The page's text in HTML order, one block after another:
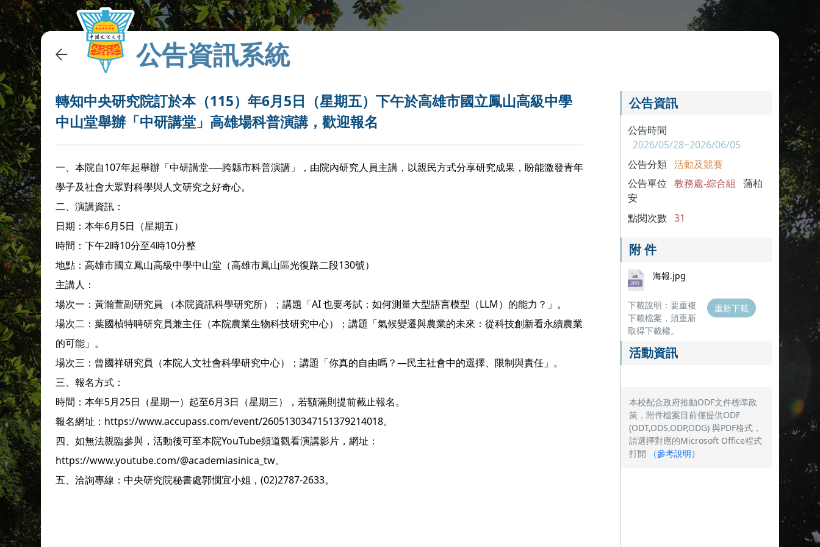
公告資訊系統
轉知中央研究院訂於本（115）年6月5日（星期五）下午於高雄市國立鳳山高級中學
中山堂舉辦「中研講堂」高雄場科普演講，歡迎報名
一、本院自107年起舉辦「中研講堂──跨縣市科普演講」，由院內研究人員主講，以親民方式分享研究成果，盼能激發青年
學子及社會大眾對科學與人文研究之好奇心。
二、演講資訊：
日期：本年6月5日（星期五）
時間：下午2時10分至4時10分整
地點：高雄市國立鳳山高級中學中山堂（高雄市鳳山區光復路二段130號）
主講人：
場次一：黃瀚萱副研究員 （本院資訊科學研究所）；講題「AI 也要考試：如何測量大型語言模型（LLM）的能力？」。
場次二：葉國楨特聘研究員兼主任（本院農業生物科技研究中心）；講題「氣候變遷與農業的未來：從科技創新看永續農業
的可能」。
場次三：曾國祥研究員（本院人文社會科學研究中心）；講題「你真的自由嗎？—民主社會中的選擇、限制與責任」。
三、報名方式：
時間：本年5月25日（星期一）起至6月3日（星期三），若額滿則提前截止報名。
報名網址：https://www.accupass.com/event/2605130347151379214018。
四、如無法親臨參與，活動後可至本院YouTube頻道觀看演講影片，網址：
https://www.youtube.com/@academiasinica_tw。
五、洽詢專線：中央研究院秘書處郭憫宜小姐，(02)2787-2633。
公告資訊
公告時間
2026/05/28~2026/06/05
公告分類 活動及競賽
公告單位 教務處-綜合組
蒲柏
安
點閱次數 31
附 件
海報.jpg
下載說明：要重複
下載檔案，須重新
取得下載權。
重新下載
活動資訊
本校配合政府推動ODF文件標準政
策，附件檔案目前僅提供ODF
(ODT,ODS,ODP,ODG) 與PDF格式，
請選擇對應的Microsoft Office程式
打開
（參考說明）